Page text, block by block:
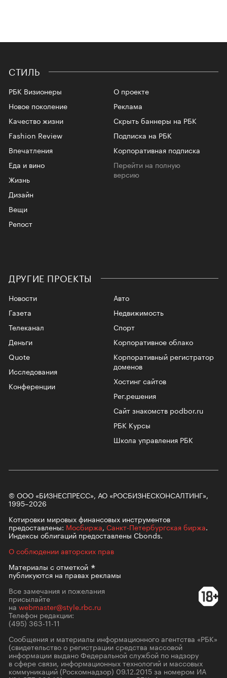
СТИЛЬ
РБК Визионеры
Новое поколение
Качество жизни
Fashion Review
Впечатления
Еда и вино
Жизнь
Дизайн
Вещи
Репост
О проекте
Реклама
Скрыть баннеры на РБК
Подписка на РБК
Корпоративная подписка
Перейти на полную
версию
ДРУГИЕ ПРОЕКТЫ
Новости
Газета
Телеканал
Авто
Недвижимость
Спорт
Корпоративное облако
Корпоративный регистратор
доменов
Хостинг сайтов
Рег.решения
Сайт знакомств podbor.ru
РБК Курсы
Школа управления РБК
Деньги
Quote
Исследования
Конференции
© ООО «БИЗНЕСПРЕСС», АО «РОСБИЗНЕСКОНСАЛТИНГ»,
1995–2026
Котировки мировых финансовых инструментов
предоставлены: Мосбиржа, Санкт-Петербургская биржа.
Индексы облигаций предоставлены Cbonds.
О соблюдении авторских прав
Материалы сотметкой
публикуются на правах рекламы
Все замечания и пожелания
присылайте
на webmaster@style.rbc.ru
Телефон редакции:
(495) 363-11-11
Сообщения и материалы информационного агентства «РБК»
(свидетельство о регистрации средства массовой
информации выдано Федеральной службой по надзору
в сфере связи, информационных технологий и массовых
коммуникаций (Роскомнадзор) 09.12.2015 за номером ИА